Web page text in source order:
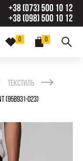
+38 (073) 500 10 12
+38 (098) 500 10 12
0
0
Текстиль
(95B931-023)